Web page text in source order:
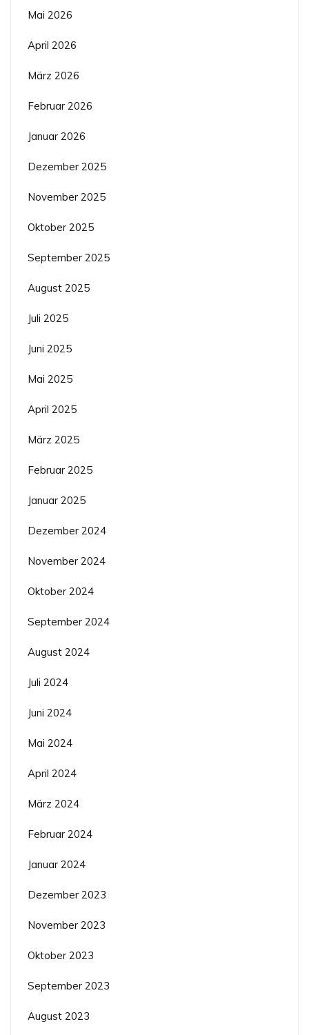
Mai 2026
April 2026
März 2026
Februar 2026
Januar 2026
Dezember 2025
November 2025
Oktober 2025
September 2025
August 2025
Juli 2025
Juni 2025
Mai 2025
April 2025
März 2025
Februar 2025
Januar 2025
Dezember 2024
November 2024
Oktober 2024
September 2024
August 2024
Juli 2024
Juni 2024
Mai 2024
April 2024
März 2024
Februar 2024
Januar 2024
Dezember 2023
November 2023
Oktober 2023
September 2023
August 2023